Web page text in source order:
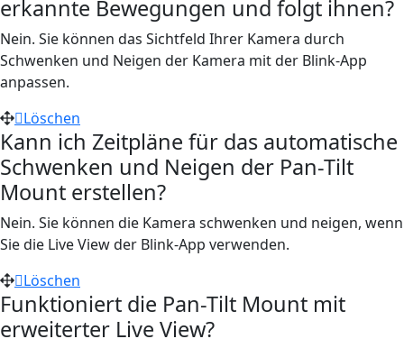
erkannte Bewegungen und folgt ihnen?
Nein. Sie können das Sichtfeld Ihrer Kamera durch
Schwenken und Neigen der Kamera mit der Blink-App
anpassen.
Löschen
Kann ich Zeitpläne für das automatische
Schwenken und Neigen der Pan-Tilt
Mount erstellen?
Nein. Sie können die Kamera schwenken und neigen, wenn
Sie die Live View der Blink-App verwenden.
Löschen
Funktioniert die Pan-Tilt Mount mit
erweiterter Live View?